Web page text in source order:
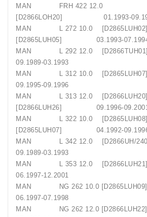
MAN FRH 422 12.0
[D2866LOH20] 01.1993-
MAN L 272 10.0 [D2865LUH02]
[D2865LUH05] 03.1993-
MAN L 292 12.0
09.1989-03.1993
MAN L 312 10.0
09.1995-09.1996
MAN L 313 12.0 [D2866LUH20]
[D2866LUH26] 09.1996-
MAN L 322 10.0 [D2865LUH08]
[D2865LUH07] 04.1992-
MAN L 342 12.0
09.1989-03.1993
MAN L 353 12.0
06.1997-12.2001
MAN NG 262 10.0
06.1997-07.1998
MAN NG 262 12.0